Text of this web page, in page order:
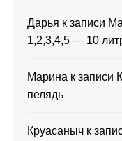
Дарья к записи
1,2,3,4,5 — 10
Марина к записи
пелядь
Круасаныч к